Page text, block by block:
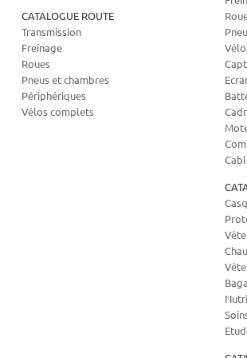
CATALOGUE ROUTE
Transmission
Freinage
Roues
Pneus et chambres
Périphériques
Vélos complets